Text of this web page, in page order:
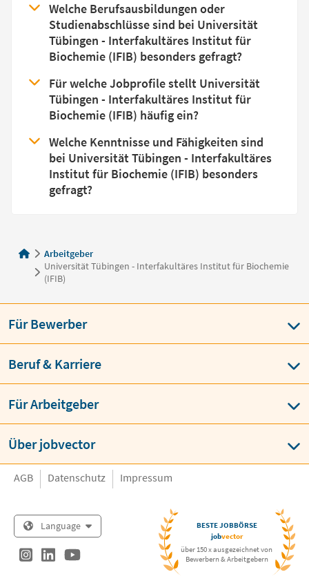
Welche Berufsausbildungen oder
Studienabschlüsse sind bei Universität
Tübingen - Interfakultäres Institut für
Biochemie (IFIB) besonders gefragt?
Für welche Jobprofile stellt Universität
Tübingen - Interfakultäres Institut für
Biochemie (IFIB) häufig ein?
Welche Kenntnisse und Fähigkeiten sind
bei Universität Tübingen - Interfakultäres
Institut für Biochemie (IFIB) besonders
gefragt?
Arbeitgeber
Universität Tübingen - Interfakultäres Institut für Biochemie
(IFIB)
Für Bewerber
Beruf & Karriere
Für Arbeitgeber
Über jobvector
AGB Datenschutz Impressum
Language
BESTE JOBBÖRSE
jobvector
über 150 x ausgezeichnet von
Bewerbern & Arbeitgebern